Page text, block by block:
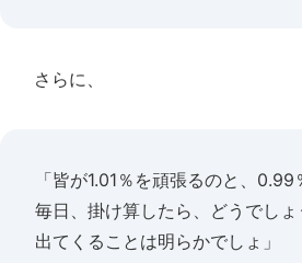
さらに、
「皆が1.01％を頑張るのと、
毎日、掛け算したら、どうでし
出てくることは明らかでしょ」